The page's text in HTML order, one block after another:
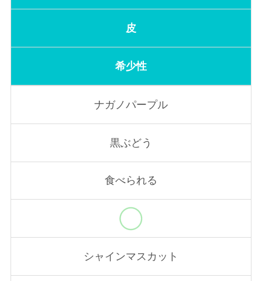
皮
希少性
ナガノパープル
黒ぶどう
食べられる
シャインマスカット